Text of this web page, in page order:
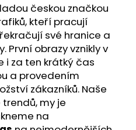
českou značkou
kteří pracují
své hranice a
První obrazy vznikly v
i za ten krátký čas
a provedením
zákazníků. Naše
trendů, my je
na